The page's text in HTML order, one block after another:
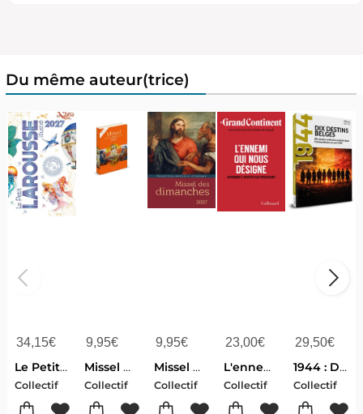
Du même auteur(trice)
34,15€
Le Petit Larousse Illustre (edition 2027)
Collectif
9,95€
Missel Du Dimanche (edition 2027)
Collectif
9,95€
Missel Des Dimanches : Traduction Officielle Liturgique (edition 2027)
Collectif
23,00€
L'ennemi Qui Nous Designe : Apprendre A Resister Aux Predateurs
Collectif
29,50€
1944 : Dix Destins Belges
Collectif